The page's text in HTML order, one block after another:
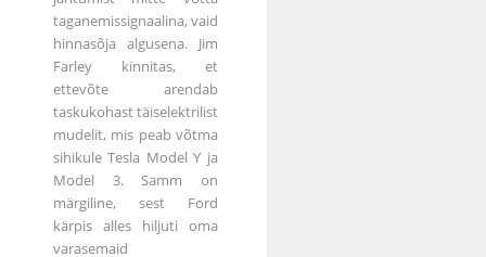
taganemissignaalina, vaid
hinnasõja algusena. Jim
Farley kinnitas, et
ettevõte arendab
taskukohast täiselektrilist
mudelit, mis peab võtma
sihikule Tesla Model Y ja
Model 3. Samm on
märgiline, sest Ford
kärpis alles hiljuti oma
varasemaid